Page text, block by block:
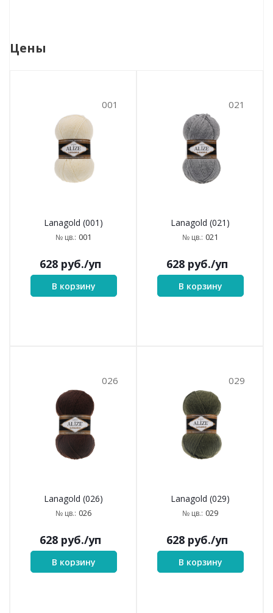
Цены
001
Lanagold (001)
№ цв.: 001
628 руб./уп
В корзину
021
Lanagold (021)
№ цв.: 021
628 руб./уп
В корзину
026
Lanagold (026)
№ цв.: 026
628 руб./уп
В корзину
029
Lanagold (029)
№ цв.: 029
628 руб./уп
В корзину